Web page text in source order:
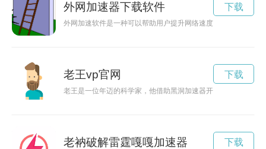
外网加速器下载软件
外网加速软件是一种可以帮助用户提升网络速度和稳定性的工
下载
老王vp官网
老王是一位年迈的科学家，他借助黑洞加速器开启了一段新的
下载
老衲破解雷霆嘎嘎加速器 下载